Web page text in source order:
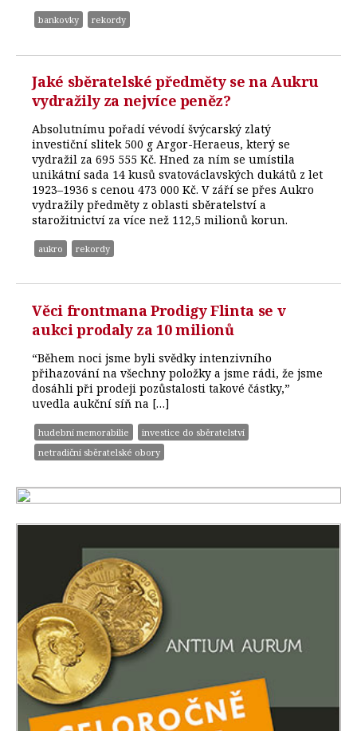
bankovky rekordy
Jaké sběratelské předměty se na Aukru
vydražily za nejvíce peněz?
Absolutnímu pořadí vévodí švýcarský zlatý
investiční slitek 500 g Argor-Heraeus, který se
vydražil za 695 555 Kč. Hned za ním se umístila
unikátní sada 14 kusů svatováclavských dukátů z let
1923–1936 s cenou 473 000 Kč. V září se přes Aukro
vydražily předměty z oblasti sběratelství a
starožitnictví za více než 112,5 milionů korun.
aukro rekordy
Věci frontmana Prodigy Flinta se v
aukci prodaly za 10 milionů
“Během noci jsme byli svědky intenzivního
přihazování na všechny položky a jsme rádi, že jsme
dosáhli při prodeji pozůstalosti takové částky,”
uvedla aukční síň na […]
hudební memorabilie
investice do sběratelství
netradiční sběratelské obory